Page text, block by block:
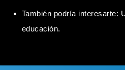
También podría interesarte:
educación.